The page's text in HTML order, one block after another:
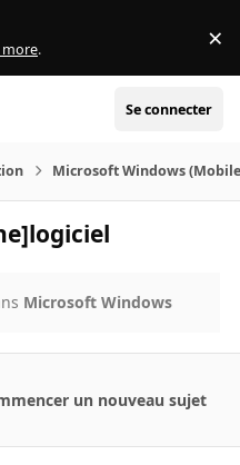
more. ×
Se connecter
Microsoft Windows
Microsoft Windows
un nouveau sujet